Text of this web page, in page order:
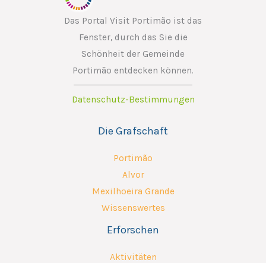
Das Portal Visit Portimão ist das
Fenster, durch das Sie die
Schönheit der Gemeinde
Portimão entdecken können.
Datenschutz-Bestimmungen
Die Grafschaft
Portimão
Alvor
Mexilhoeira Grande
Wissenswertes
Erforschen
Aktivitäten